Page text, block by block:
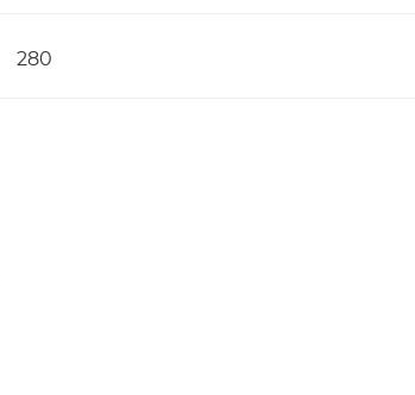
280